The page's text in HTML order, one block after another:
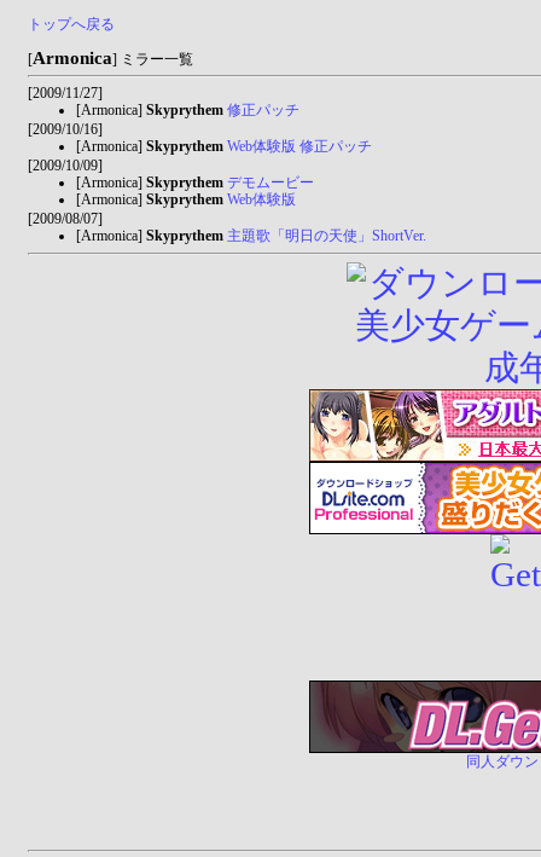
トップへ戻る
[Armonica] ミラー一覧
[2009/11/27]
[Armonica] Skyprythem 修正パッチ
[2009/10/16]
[Armonica] Skyprythem Web体験版 修正パッチ
[2009/10/09]
[Armonica] Skyprythem デモムービー
[Armonica] Skyprythem Web体験版
[2009/08/07]
[Armonica] Skyprythem 主題歌「明日の天使」ShortVer.
同人ダウ